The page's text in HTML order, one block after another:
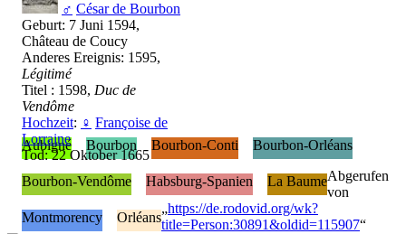
♂ César de Bourbon
Geburt: 7 Juni 1594,
Château de Coucy
Anderes Ereignis: 1595,
Légitimé
Titel : 1598, Duc de
Vendôme
Hochzeit: ♀ Françoise de
Lorraine
Tod: 22 Oktober 1665
Aubigné Bourbon Bourbon-Conti Bourbon-Orléans
Bourbon-Vendôme Habsburg-Spanien La Baume
Montmorency Orléans
Abgerufen
von
„https://de.rodovid.org/wk?
title=Person:30891&oldid=115907“